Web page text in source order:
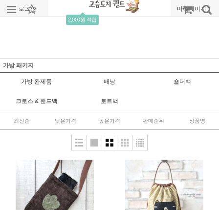
로그인 회원가입
2,000원 적립
주문조회 마이페이지
가방 패키지
가방 완제품 배낭 숄더백
크로스 & 핸드백 토트백
최신순 낮은가격 높은가격 판매순위 상품명